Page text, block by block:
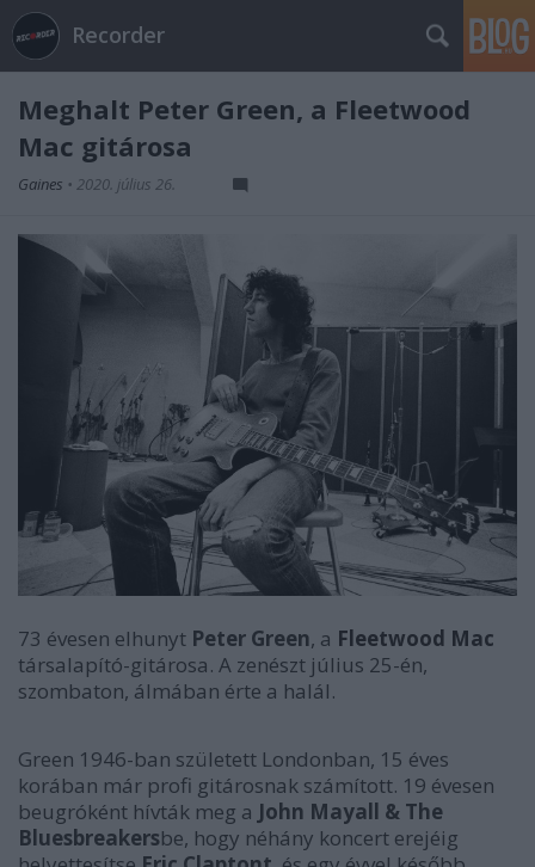
Recorder
Meghalt Peter Green, a Fleetwood
Mac gitárosa
Gaines • 2020. július 26.
73 évesen elhunyt Peter Green, a Fleetwood Mac
társalapító-gitárosa. A zenészt július 25-én,
szombaton, álmában érte a halál.
Green 1946-ban született Londonban, 15 éves
korában már profi gitárosnak számított. 19 évesen
beugróként hívták meg a John Mayall & The
Bluesbreakersbe, hogy néhány koncert erejéig